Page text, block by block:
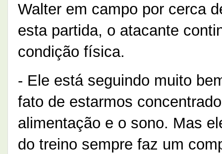
Walter em campo por cerca
esta partida, o atacante
condição física.
- Ele está seguindo muito
fato de estarmos
alimentação e o sono. Mas
do treino sempre faz um